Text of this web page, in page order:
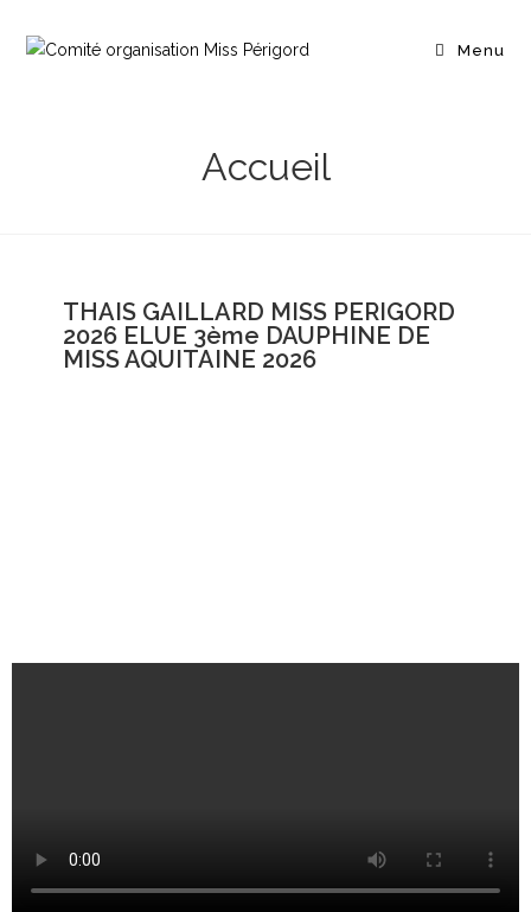
Menu
Accueil
THAIS GAILLARD MISS PERIGORD
2026 ELUE 3ème DAUPHINE DE
MISS AQUITAINE 2026